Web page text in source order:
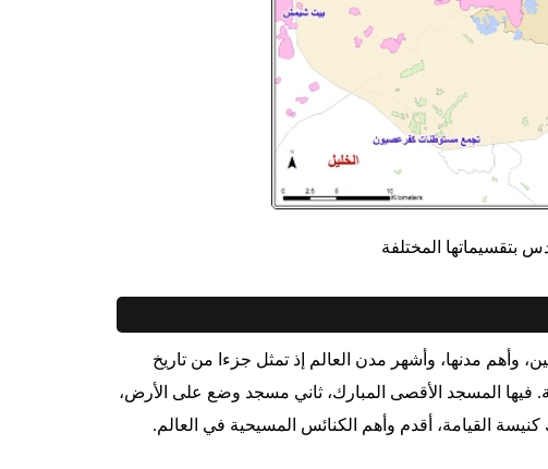
بتقسيماتها المختلفة
مدنها، وأشهر مدن العالم إذ تمثل جزءا من تاريخ
فيها المسجد الأقصى المبارك، ثاني مسجد وضع على الأرض،
القيامة، أقدم وأهم الكنائس المسيحية في العالم.